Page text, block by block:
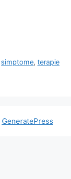
simptome,terapie
GeneratePress